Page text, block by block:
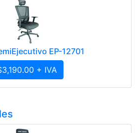
EP-12701
+ IVA